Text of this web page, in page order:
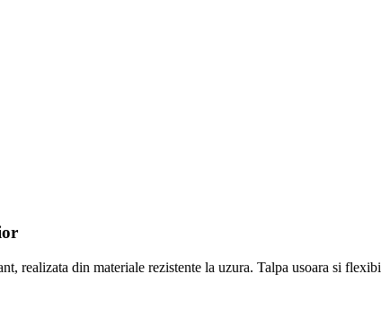
realizata din materiale rezistente la uzura. Talpa usoara si